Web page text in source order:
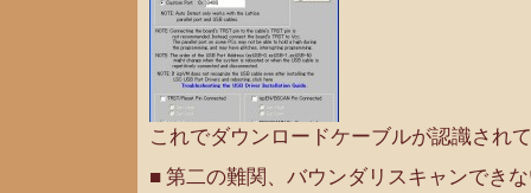
これでダウンロードケーブルが認識され
■ 第二の難関、バウンダリスキャンでき